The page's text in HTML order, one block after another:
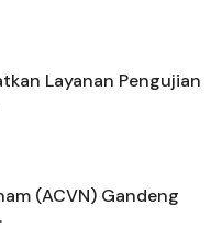
Layanan Pengujian
(ACVN) Gandeng